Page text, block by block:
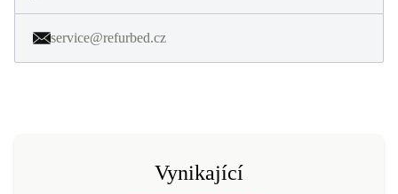
service@refurbed.cz
Vynikající